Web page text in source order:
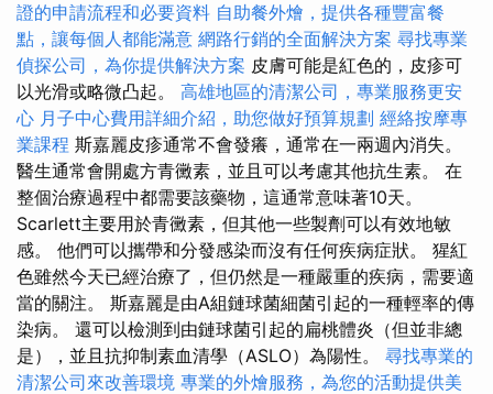
證的申請流程和必要資料 自助餐外燴，提供各種豐富餐
點，讓每個人都能滿意 網路行銷的全面解決方案 尋找專業
偵探公司，為你提供解決方案 皮膚可能是紅色的，皮疹可
以光滑或略微凸起。 高雄地區的清潔公司，專業服務更安
心 月子中心費用詳細介紹，助您做好預算規劃 經絡按摩專
業課程 斯嘉麗皮疹通常不會發癢，通常在一兩週內消失。
醫生通常會開處方青黴素，並且可以考慮其他抗生素。 在
整個治療過程中都需要該藥物，這通常意味著10天。
Scarlett主要用於青黴素，但其他一些製劑可以有效地敏
感。 他們可以攜帶和分發感染而沒有任何疾病症狀。 猩紅
色雖然今天已經治療了，但仍然是一種嚴重的疾病，需要適
當的關注。 斯嘉麗是由A組鏈球菌細菌引起的一種輕率的傳
染病。 還可以檢測到由鏈球菌引起的扁桃體炎（但並非總
是），並且抗抑制素血清學（ASLO）為陽性。 尋找專業的
清潔公司來改善環境 專業的外燴服務，為您的活動提供美